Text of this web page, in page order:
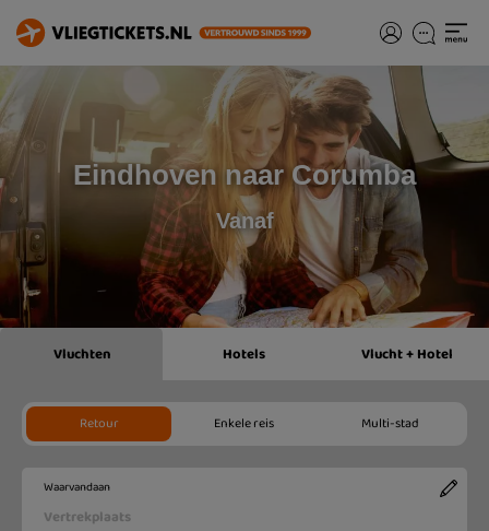
Eindhoven naar Corumba
Vanaf